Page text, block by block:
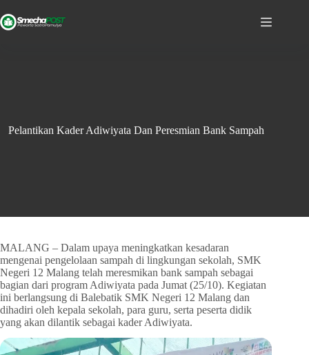
Pelantikan Kader Adiwiyata Dan Peresmian Bank Sampah
MALANG – Dalam upaya meningkatkan kesadaran
mengenai pengelolaan sampah di lingkungan sekolah, SMK
Negeri 12 Malang telah meresmikan bank sampah sebagai
bagian dari program Adiwiyata pada Jumat (25/10). Kegiatan
ini berlangsung di Balebatik SMK Negeri 12 Malang dan
dihadiri oleh kepala sekolah, para guru, serta peserta didik
yang akan dilantik sebagai kader Adiwiyata.